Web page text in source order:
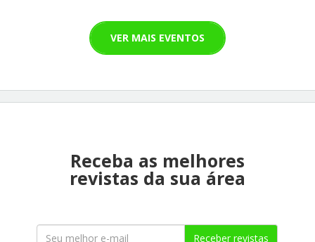
VER MAIS EVENTOS
Receba as melhores
revistas da sua área
Receber revistas